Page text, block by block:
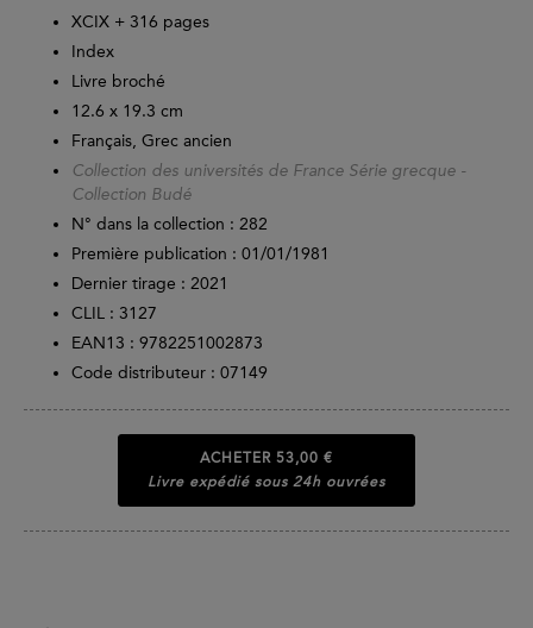
XCIX + 316 pages
Index
Livre broché
12.6 x 19.3 cm
Français, Grec ancien
Collection des universités de France Série grecque -
Collection Budé
N° dans la collection : 282
Première publication : 01/01/1981
Dernier tirage : 2021
CLIL : 3127
EAN13 : 9782251002873
Code distributeur : 07149
ACHETER 53,00 €
Livre expédié sous 24h ouvrées